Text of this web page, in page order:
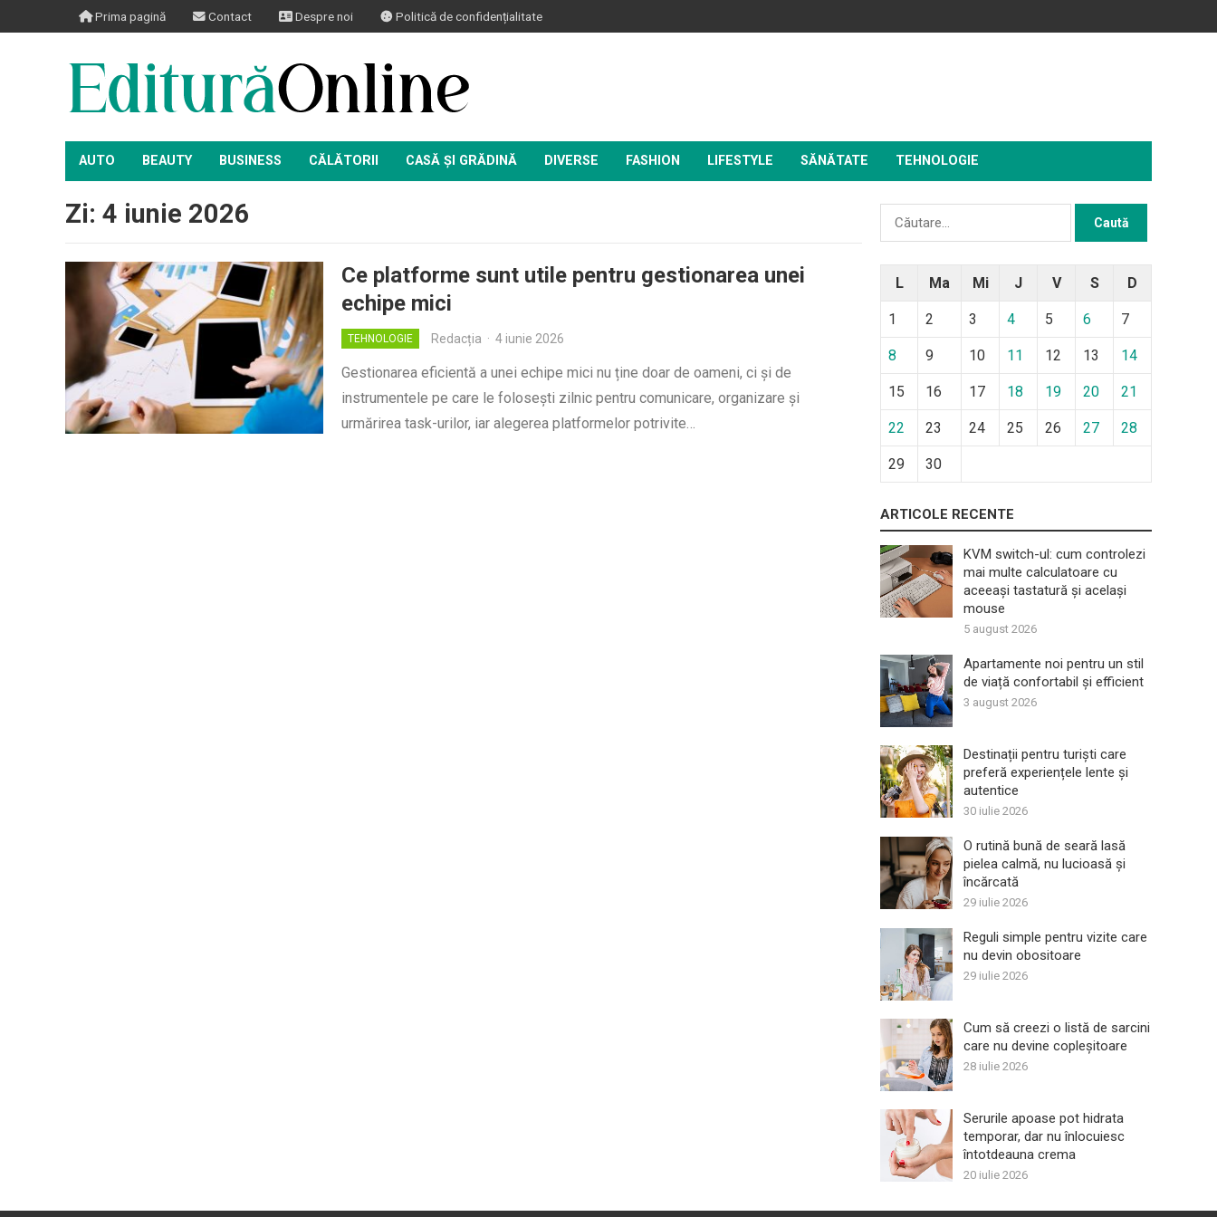
Prima pagină Contact Despre noi Politică de confidențialitate
AUTO BEAUTY BUSINESS CĂLĂTORII CASĂ ȘI GRĂDINĂ DIVERSE FASHION LIFESTYLE SĂNĂTATE TEHNOLOGIE
Zi: 4 iunie 2026
Ce platforme sunt utile pentru gestionarea unei
echipe mici
TEHNOLOGIE Redacția · 4 iunie 2026
Gestionarea eficientă a unei echipe mici nu ține doar de oameni, ci și de
instrumentele pe care le folosești zilnic pentru comunicare, organizare și
urmărirea task-urilor, iar alegerea platformelor potrivite…
Caută
L Ma Mi J V S D
1 2 3 4 5 6 7
8 9 10 11 12 13 14
15 16 17 18 19 20 21
22 23 24 25 26 27 28
29 30
ARTICOLE RECENTE
KVM switch-ul: cum controlezi
mai multe calculatoare cu
aceeași tastatură și același
mouse
5 august 2026
Apartamente noi pentru un stil
de viață confortabil și efficient
3 august 2026
Destinații pentru turiști care
preferă experiențele lente și
autentice
30 iulie 2026
O rutină bună de seară lasă
pielea calmă, nu lucioasă și
încărcată
29 iulie 2026
Reguli simple pentru vizite care
nu devin obositoare
29 iulie 2026
Cum să creezi o listă de sarcini
care nu devine copleșitoare
28 iulie 2026
Serurile apoase pot hidrata
temporar, dar nu înlocuiesc
întotdeauna crema
20 iulie 2026